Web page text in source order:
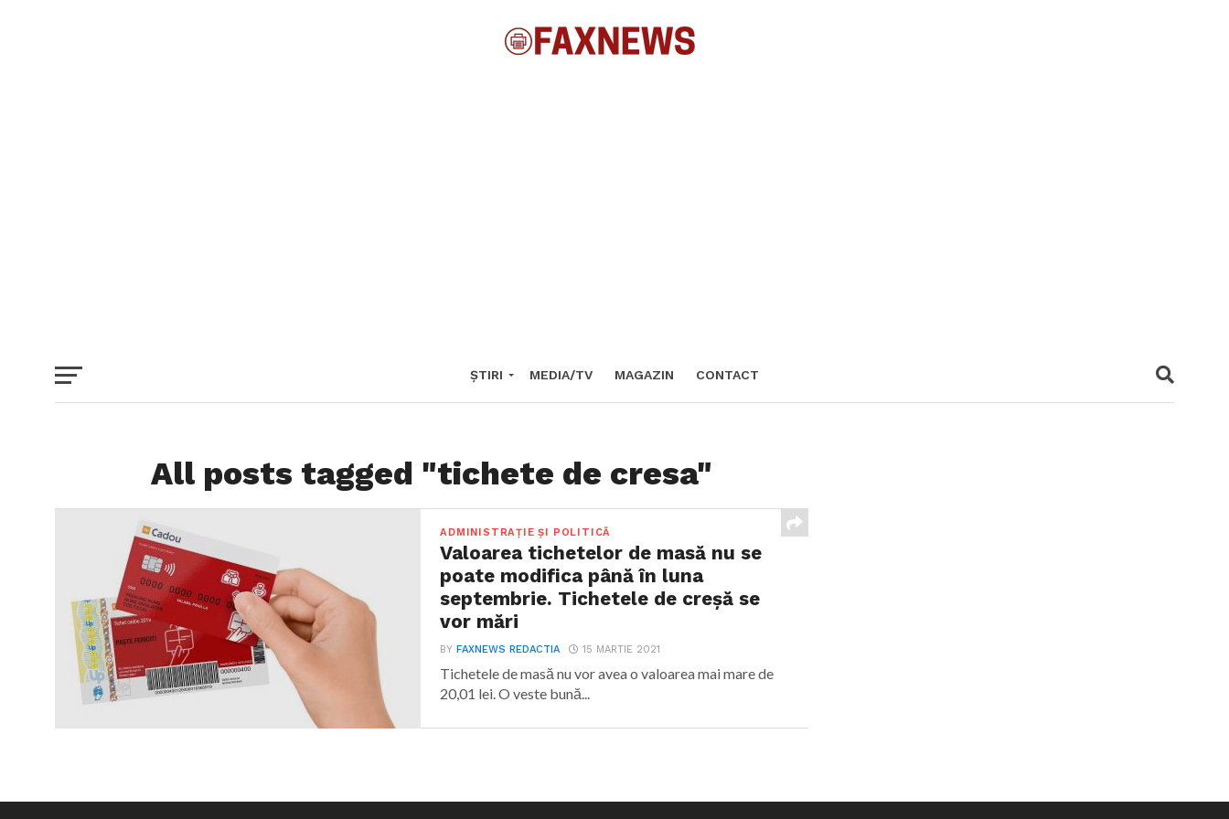
ȘTIRI MEDIA/TV MAGAZIN CONTACT
All posts tagged "tichete de cresa"
ADMINISTRAȚIE ȘI POLITICĂ
Valoarea tichetelor de masă nu se
poate modifica până în luna
septembrie. Tichetele de creșă se
vor mări
BYFAXNEWS REDACTIA 15 MARTIE 2021
Tichetele de masă nu vor avea o valoarea mai mare de
20,01 lei. O veste bună...